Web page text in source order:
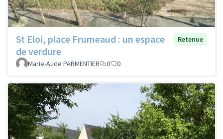
St Eloi, place Frumeaud : un espace
de verdure
Retenue
Marie-Aude PARMENTIER 0 0